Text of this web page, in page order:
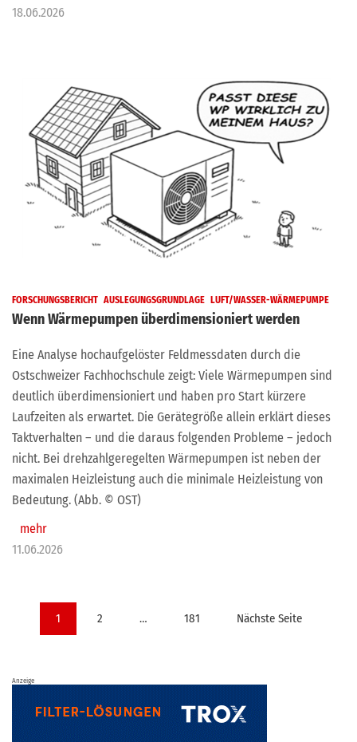
18.06.2026
FORSCHUNGSBERICHT AUSLEGUNGSGRUNDLAGE LUFT/WASSER-WÄRMEPUMPE
Wenn Wärmepumpen überdimensioniert werden
Eine Analyse hochaufgelöster Feldmessdaten durch die
Ostschweizer Fachhochschule zeigt: Viele Wärmepumpen sind
deutlich überdimensioniert und haben pro Start kürzere
Laufzeiten als erwartet. Die Gerätegröße allein erklärt dieses
Taktverhalten – und die daraus folgenden Probleme – jedoch
nicht. Bei drehzahlgeregelten Wärmepumpen ist neben der
maximalen Heizleistung auch die minimale Heizleistung von
Bedeutung. (Abb. © OST)
mehr
11.06.2026
Seitennummerierung
1 2 … 181 Nächste Seite
Anzeige